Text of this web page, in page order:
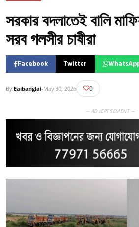
সরকার বদলাতেই বালি
সরব গলসীর চাষীরা
Facebook Twitter
By Eaibanglai-May 30, 2026 0
— ADVERTISEMENT —